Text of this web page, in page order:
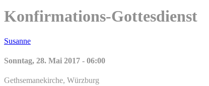
Konfirmations-Gottesdienst
Posted-
By
Byline
Susanne
Sonntag, 28. Mai 2017 - 06:00
Gethsemanekirche, Würzburg